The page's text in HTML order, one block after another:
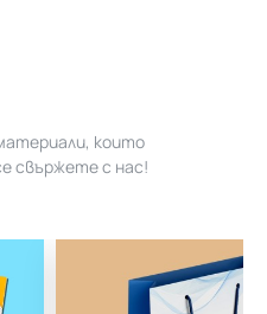
които
свържете с нас!